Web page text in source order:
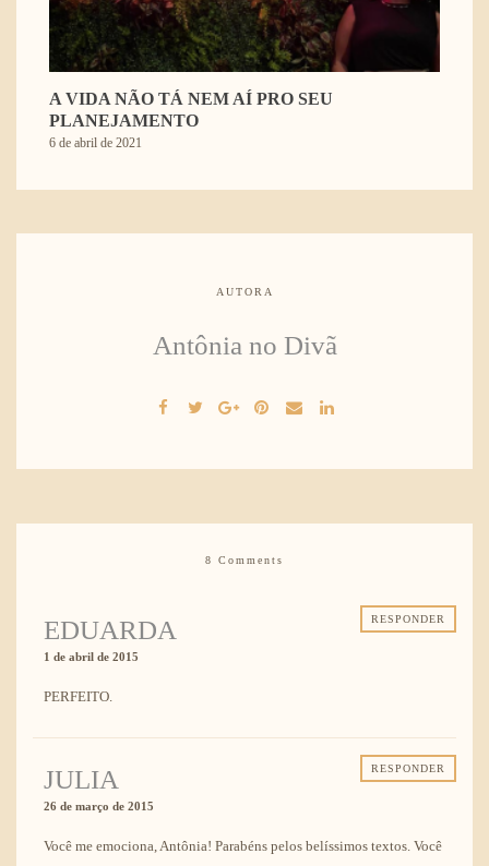
A VIDA NÃO TÁ NEM AÍ PRO SEU
PLANEJAMENTO
6 de abril de 2021
AUTORA
Antônia no Divã
8 Comments
RESPONDER
EDUARDA
1 de abril de 2015
PERFEITO.
RESPONDER
JULIA
26 de março de 2015
Você me emociona, Antônia! Parabéns pelos belíssimos textos. Você